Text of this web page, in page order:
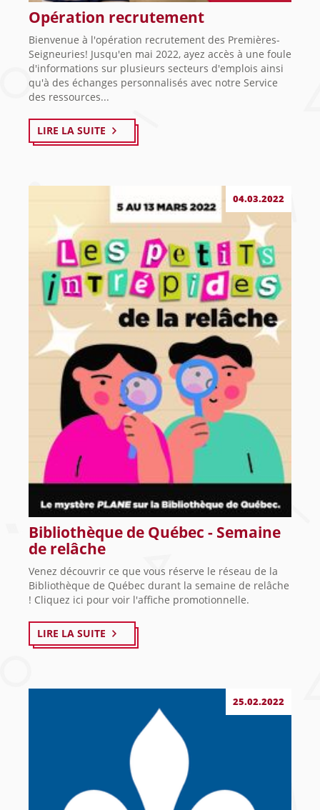
Opération recrutement
Bienvenue à l'opération recrutement des Premières-
Seigneuries! Jusqu'en mai 2022, ayez accès à une foule
d'informations sur plusieurs secteurs d'emplois ainsi
qu'à des échanges personnalisés avec notre Service
des ressources...
LIRE LA SUITE
04.03.2022
Bibliothèque de Québec - Semaine
de relâche
Venez découvrir ce que vous réserve le réseau de la
Bibliothèque de Québec durant la semaine de relâche
! Cliquez ici pour voir l'affiche promotionnelle.
LIRE LA SUITE
25.02.2022